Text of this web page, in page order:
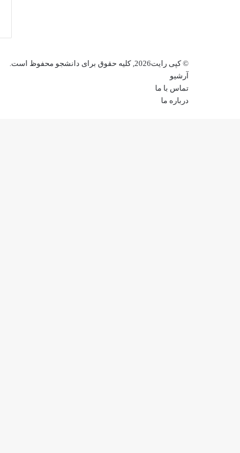
© کپی رایت2026, کلیه حقوق برای دانشجو محفوظ است.
آرشیو
تماس با ما
درباره ما